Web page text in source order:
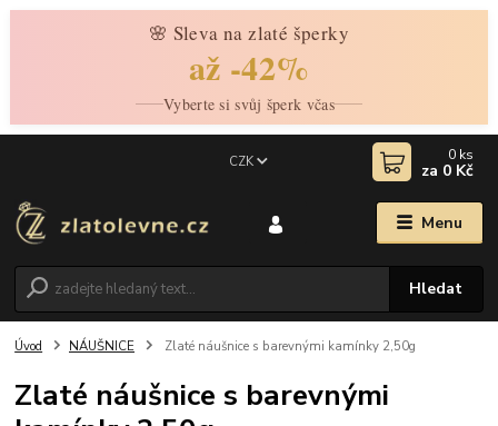
🌸 Sleva na zlaté šperky
až -42%
Vyberte si svůj šperk včas
Menu
CZK
Hledat
0 ks
za 0 Kč
Úvod NÁUŠNICE Zlaté náušnice s barevnými kamínky 2,50g
Zlaté náušnice s barevnými